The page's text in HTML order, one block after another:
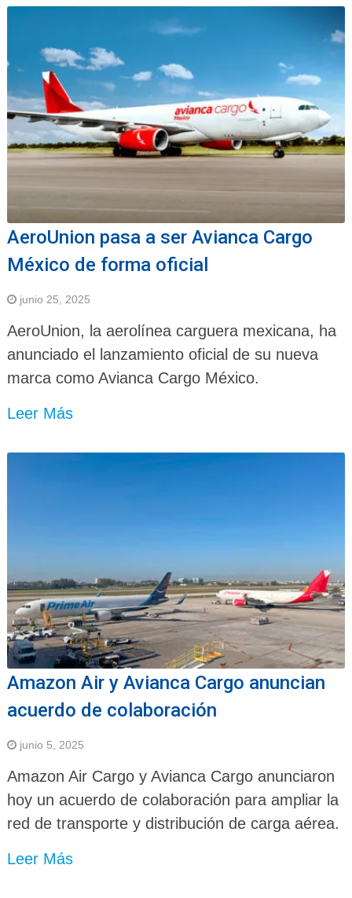
AeroUnion pasa a ser Avianca Cargo
México de forma oficial
junio 25, 2025
AeroUnion, la aerolínea carguera mexicana, ha
anunciado el lanzamiento oficial de su nueva
marca como Avianca Cargo México.
Leer Más
Amazon Air y Avianca Cargo anuncian
acuerdo de colaboración
junio 5, 2025
Amazon Air Cargo y Avianca Cargo anunciaron
hoy un acuerdo de colaboración para ampliar la
red de transporte y distribución de carga aérea.
Leer Más